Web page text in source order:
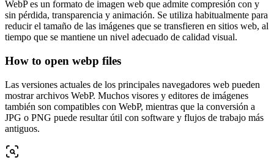
WebP es un formato de imagen web que admite compresión con y
sin pérdida, transparencia y animación. Se utiliza habitualmente para
reducir el tamaño de las imágenes que se transfieren en sitios web, al
tiempo que se mantiene un nivel adecuado de calidad visual.
How to open webp files
Las versiones actuales de los principales navegadores web pueden
mostrar archivos WebP. Muchos visores y editores de imágenes
también son compatibles con WebP, mientras que la conversión a
JPG o PNG puede resultar útil con software y flujos de trabajo más
antiguos.